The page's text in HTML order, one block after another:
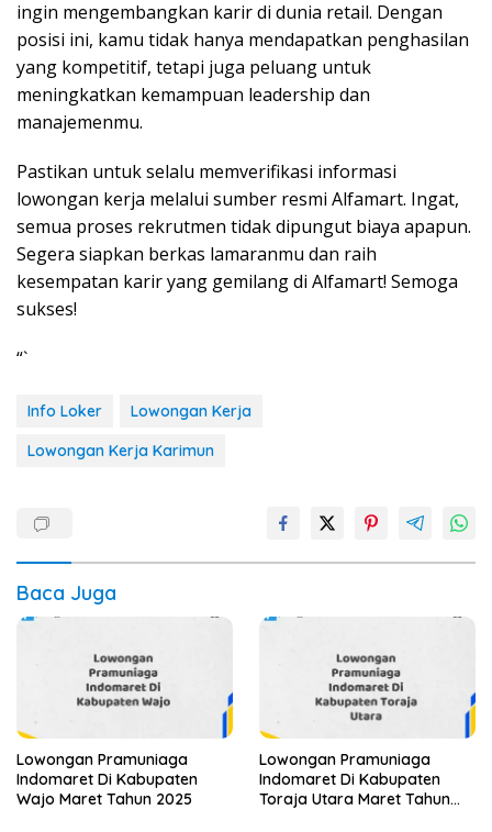
ingin mengembangkan karir di dunia retail. Dengan
posisi ini, kamu tidak hanya mendapatkan penghasilan
yang kompetitif, tetapi juga peluang untuk
meningkatkan kemampuan leadership dan
manajemenmu.
Pastikan untuk selalu memverifikasi informasi
lowongan kerja melalui sumber resmi Alfamart. Ingat,
semua proses rekrutmen tidak dipungut biaya apapun.
Segera siapkan berkas lamaranmu dan raih
kesempatan karir yang gemilang di Alfamart! Semoga
sukses!
“`
Info Loker
Lowongan Kerja
Lowongan Kerja Karimun
Baca Juga
Lowongan Pramuniaga
Indomaret Di Kabupaten
Wajo Maret Tahun 2025
Lowongan Pramuniaga
Indomaret Di Kabupaten
Toraja Utara Maret Tahun